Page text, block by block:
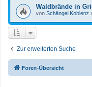
Waldbrände in
von Schängel Koblenz
Zur erweiterten Suche
Foren-Übersicht